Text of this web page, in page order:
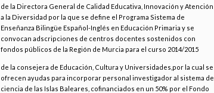
de la Directora General de Calidad Educativa, Innovación y Atención
a la Diversidad por la que se define el Programa Sistema de
Enseñanza Bilingüe Español-Inglés en Educación Primaria y se
convocan adscripciones de centros docentes sostenidos con
fondos públicos de la Región de Murcia para el curso 2014/2015
de la consejera de Educación, Cultura y Universidades,por la cual se
ofrecen ayudas para incorporar personal investigador al sistema de
ciencia de las Islas Baleares, cofinanciados en un 50% por el Fondo